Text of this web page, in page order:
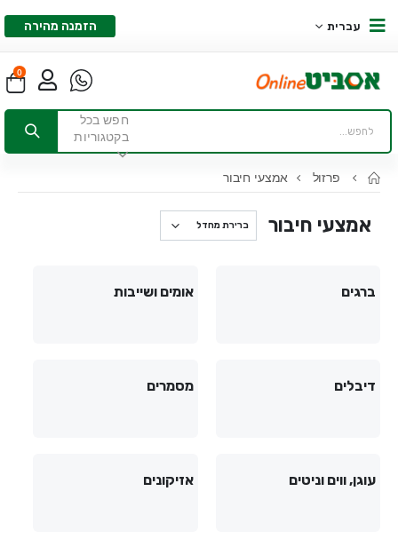
עברית הזמנה מהירה
0
חפש בכל
בקטגוריות
פרזול אמצעי חיבור
אמצעי חיבור
ברגים אומים ושייבות
דיבלים מסמרים
עוגן, ווים וניטים אזיקונים